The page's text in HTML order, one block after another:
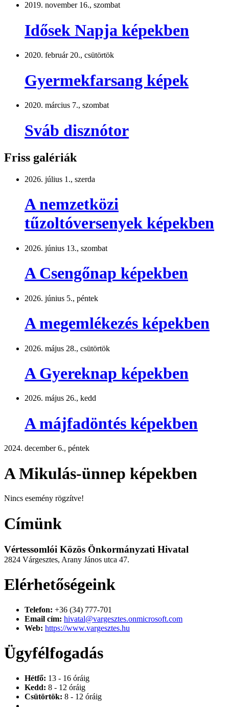
2019. november 16., szombat
Idősek Napja képekben
2020. február 20., csütörtök
Gyermekfarsang képek
2020. március 7., szombat
Sváb disznótor
Friss galériák
2026. július 1., szerda
A nemzetközi
tűzoltóversenyek képekben
2026. június 13., szombat
A Csengőnap képekben
2026. június 5., péntek
A megemlékezés képekben
2026. május 28., csütörtök
A Gyereknap képekben
2026. május 26., kedd
A májfadöntés képekben
2024. december 6., péntek
A Mikulás-ünnep képekben
Nincs esemény rögzítve!
Címünk
Vértessomlói Közös Önkormányzati Hivatal
2824 Várgesztes, Arany János utca 47.
Elérhetőségeink
Telefon: +36 (34) 777-701
Email cím: hivatal@vargesztes.onmicrosoft.com
Web: https://www.vargesztes.hu
Ügyfélfogadás
Hétfő: 13 - 16 óráig
Kedd: 8 - 12 óráig
Csütörtök: 8 - 12 óráig